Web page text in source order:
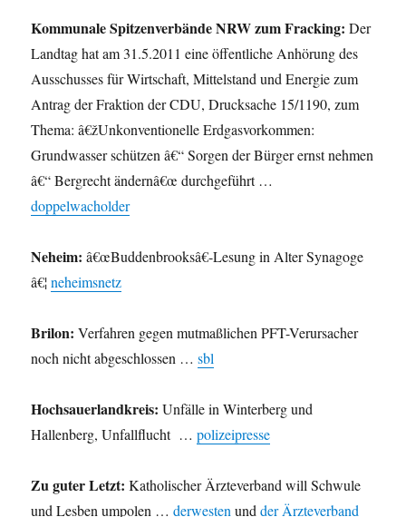
Kommunale Spitzenverbände NRW zum Fracking: Der
Landtag hat am 31.5.2011 eine öffentliche Anhörung des
Ausschusses für Wirtschaft, Mittelstand und Energie zum
Antrag der Fraktion der CDU, Drucksache 15/1190, zum
Thema: â€žUnkonventionelle Erdgasvorkommen:
Grundwasser schützen â€“ Sorgen der Bürger ernst nehmen
â€“ Bergrecht ändernâ€œ durchgeführt …
doppelwacholder
Neheim: â€œBuddenbrooksâ€-Lesung in Alter Synagoge
â€¦neheimsnetz
Brilon: Verfahren gegen mutmaßlichen PFT-Verursacher
noch nicht abgeschlossen …sbl
Hochsauerlandkreis: Unfälle in Winterberg und
Hallenberg, Unfallflucht …polizeipresse
Zu guter Letzt: Katholischer Ärzteverband will Schwule
und Lesben umpolen …derwestenundder Ärzteverband